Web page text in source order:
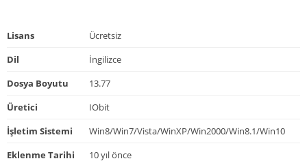
Lisans
Ücretsiz
Dil
İngilizce
Dosya Boyutu
13.77
Üretici
IObit
İşletim Sistemi
Win8/Win7/Vista/WinXP/Win2000/Win8.1/Win10
Eklenme Tarihi
10 yıl önce